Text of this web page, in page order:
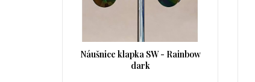
Náušnice klapka SW - Rainbow
dark